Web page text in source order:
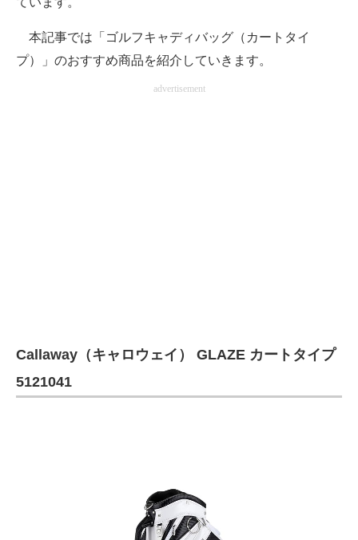
好きが集まる 比べて選べる
ビジネスと働き方のヒント
製造業のIT導入・活用を支援
モノづくり技術者専門サイト
エネルギーの専門メディア
建設×テクノロジーの最前線
本記事では「ゴルフキャディバッグ（カートタイ
プ）」のおすすめ商品を紹介していきます。
advertisement
Callaway（キャロウェイ） GLAZE カートタイプ
5121041